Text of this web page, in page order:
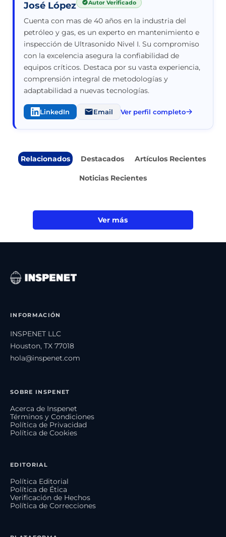
José López Autor Verificado
Cuenta con mas de 40 años en la industria del
petróleo y gas, es un experto en mantenimiento e
inspección de Ultrasonido Nivel I. Su compromiso
con la excelencia asegura la confiabilidad de
equipos críticos. Destaca por su vasta experiencia,
comprensión integral de metodologías y
adaptabilidad a nuevas tecnologías.
LinkedIn Email Ver perfil completo
Relacionados Destacados Artículos Recientes
Noticias Recientes
Ver más
INFORMACIÓN
INSPENET LLC
Houston, TX 77018
hola@inspenet.com
SOBRE INSPENET
Acerca de Inspenet
Términos y Condiciones
Política de Privacidad
Política de Cookies
EDITORIAL
Política Editorial
Política de Ética
Verificación de Hechos
Política de Correcciones